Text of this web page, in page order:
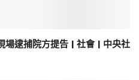
逮捕院方提告 | 社會 | 中央社